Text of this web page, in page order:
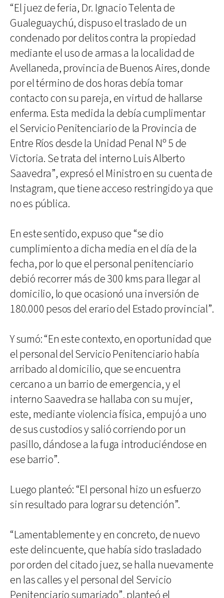
“El juez de feria, Dr. Ignacio Telenta de
Gualeguaychú, dispuso el traslado de un
condenado por delitos contra la propiedad
mediante el uso de armas a la localidad de
Avellaneda, provincia de Buenos Aires, donde
por el término de dos horas debía tomar
contacto con su pareja, en virtud de hallarse
enferma. Esta medida la debía cumplimentar
el Servicio Penitenciario de la Provincia de
Entre Ríos desde la Unidad Penal Nº 5 de
Victoria. Se trata del interno Luis Alberto
Saavedra”, expresó el Ministro en su cuenta de
Instagram, que tiene acceso restringido ya que
no es pública.
En este sentido, expuso que “se dio
cumplimiento a dicha media en el día de la
fecha, por lo que el personal penitenciario
debió recorrer más de 300 kms para llegar al
domicilio, lo que ocasionó una inversión de
180.000 pesos del erario del Estado provincial”.
Y sumó: “En este contexto, en oportunidad que
el personal del Servicio Penitenciario había
arribado al domicilio, que se encuentra
cercano a un barrio de emergencia, y el
interno Saavedra se hallaba con su mujer,
este, mediante violencia física, empujó a uno
de sus custodios y salió corriendo por un
pasillo, dándose a la fuga introduciéndose en
ese barrio”.
Luego planteó: “El personal hizo un esfuerzo
sin resultado para lograr su detención”.
“Lamentablemente y en concreto, de nuevo
este delincuente, que había sido trasladado
por orden del citado juez, se halla nuevamente
en las calles y el personal del Servicio
Penitenciario sumariado”, planteó el